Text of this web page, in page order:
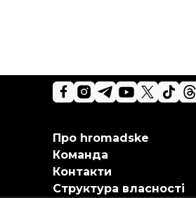
Про hromadske
Команда
Контакти
Структура власності